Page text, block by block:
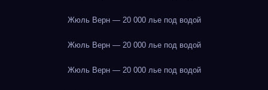
Жюль Верн — 20 000 лье под водой
Жюль Верн — 20 000 лье под водой
Жюль Верн — 20 000 лье под водой